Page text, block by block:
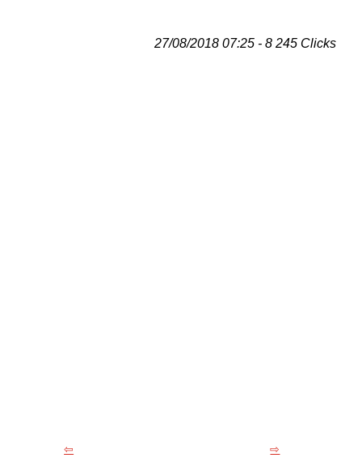
27/08/2018 07:25 - 8 245 Clicks